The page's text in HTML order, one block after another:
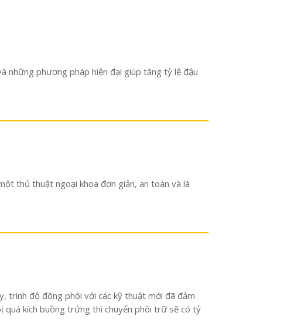
những phương pháp hiện đại giúp tăng tỷ lệ đậu
thủ thuật ngoại khoa đơn giản, an toàn và là
trình độ đông phôi với các kỹ thuật mới đã đảm
kích buồng trứng thì chuyển phôi trữ sẽ có tỷ